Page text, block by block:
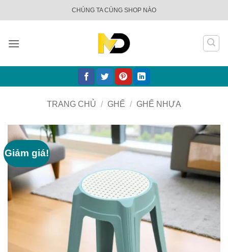
qua
dung
CHÚNG TA CÙNG SHOP NÀO
TRANG CHỦ / GHẾ / GHẾ NHỰA
Giảm giá!